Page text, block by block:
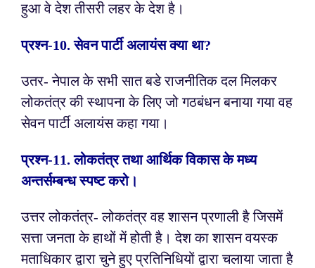
हुआ वे देश तीसरी लहर के देश है।
प्रश्न-10. सेवन पार्टी अलायंस क्या था?
उतर- नेपाल के सभी सात बडे राजनीतिक दल मिलकर
लोकतंत्र की स्थापना के लिए जो गठबंधन बनाया गया वह
सेवन पार्टी अलायंस कहा गया।
प्रश्न-11. लोकतंत्र तथा आर्थिक विकास के मध्य
अन्तर्सम्बन्ध स्पष्ट करो।
उत्तर लोकतंत्र- लोकतंत्र वह शासन प्रणाली है जिसमें
सत्ता जनता के हाथों में होती है। देश का शासन वयस्क
मताधिकार द्वारा चुने हुए प्रतिनिधियों द्वारा चलाया जाता है